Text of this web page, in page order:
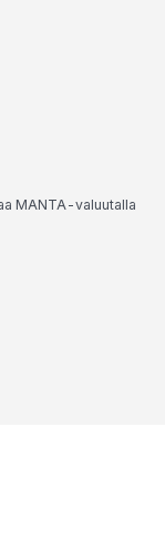
MANTA-valuutalla